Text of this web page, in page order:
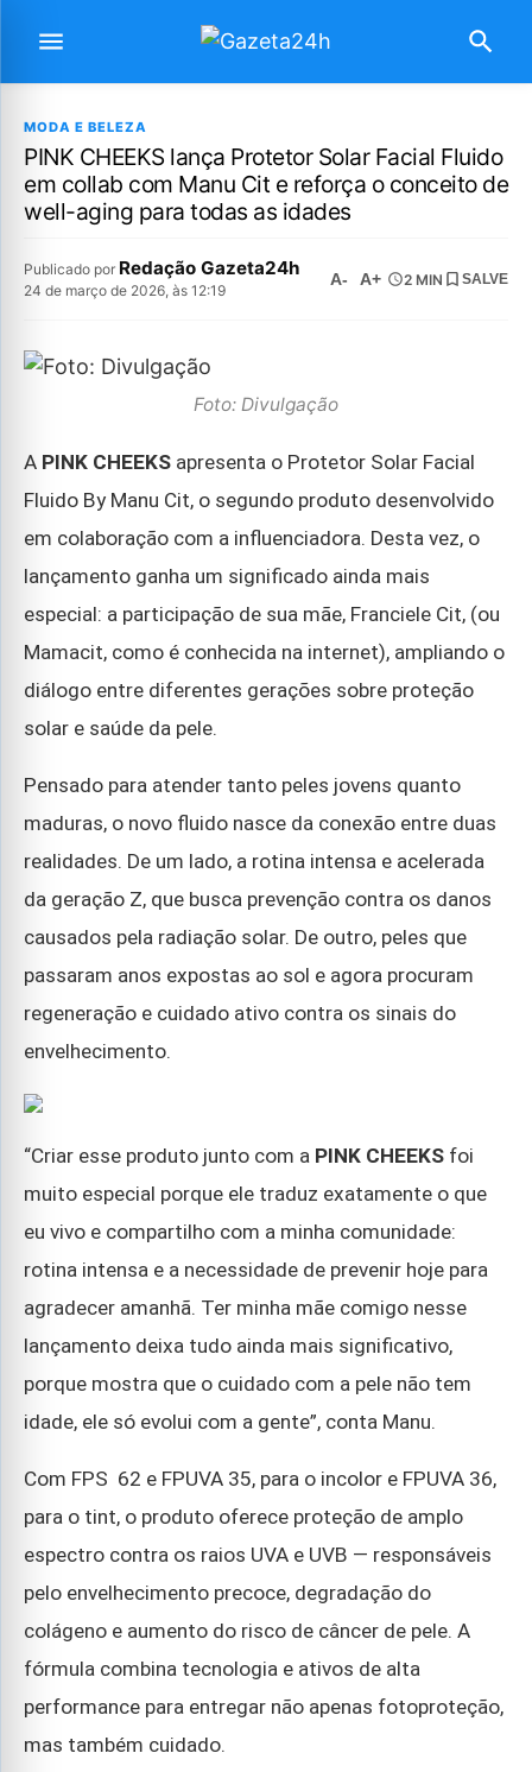
MODA E BELEZA
PINK CHEEKS lança Protetor Solar Facial Fluido
em collab com Manu Cit e reforça o conceito de
well-aging para todas as idades
Publicado por Redação Gazeta24h
24 de março de 2026, às 12:19
A- A+ 2 MIN SALVE
Foto: Divulgação
A PINK CHEEKS apresenta o Protetor Solar Facial
Fluido By Manu Cit, o segundo produto desenvolvido
em colaboração com a influenciadora. Desta vez, o
lançamento ganha um significado ainda mais
especial: a participação de sua mãe, Franciele Cit, (ou
Mamacit, como é conhecida na internet), ampliando o
diálogo entre diferentes gerações sobre proteção
solar e saúde da pele.
Pensado para atender tanto peles jovens quanto
maduras, o novo fluido nasce da conexão entre duas
realidades. De um lado, a rotina intensa e acelerada
da geração Z, que busca prevenção contra os danos
causados pela radiação solar. De outro, peles que
passaram anos expostas ao sol e agora procuram
regeneração e cuidado ativo contra os sinais do
envelhecimento.
“Criar esse produto junto com a PINK CHEEKS foi
muito especial porque ele traduz exatamente o que
eu vivo e compartilho com a minha comunidade:
rotina intensa e a necessidade de prevenir hoje para
agradecer amanhã. Ter minha mãe comigo nesse
lançamento deixa tudo ainda mais significativo,
porque mostra que o cuidado com a pele não tem
idade, ele só evolui com a gente”, conta Manu.
Com FPS 62 e FPUVA 35, para o incolor e FPUVA 36,
para o tint, o produto oferece proteção de amplo
espectro contra os raios UVA e UVB — responsáveis
pelo envelhecimento precoce, degradação do
colágeno e aumento do risco de câncer de pele. A
fórmula combina tecnologia e ativos de alta
performance para entregar não apenas fotoproteção,
mas também cuidado.